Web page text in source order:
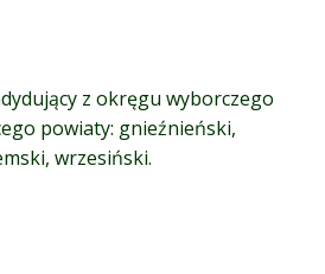
z okręgu wyborczego
powiaty: gnieźnieński,
wrzesiński.